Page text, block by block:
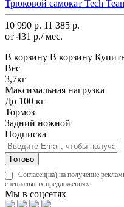
Трюковой самокат Tech
10 990 р. 11 385 р.
от 431 р./ мес.
В корзину В корзину
Вес
3,7кг
Максимальная нагрузка
До 100 кг
Тормоз
Задний ножной
Подписка
Готово
Согласен(на) на получение
специальных предложениях.
Мы в соцсетях